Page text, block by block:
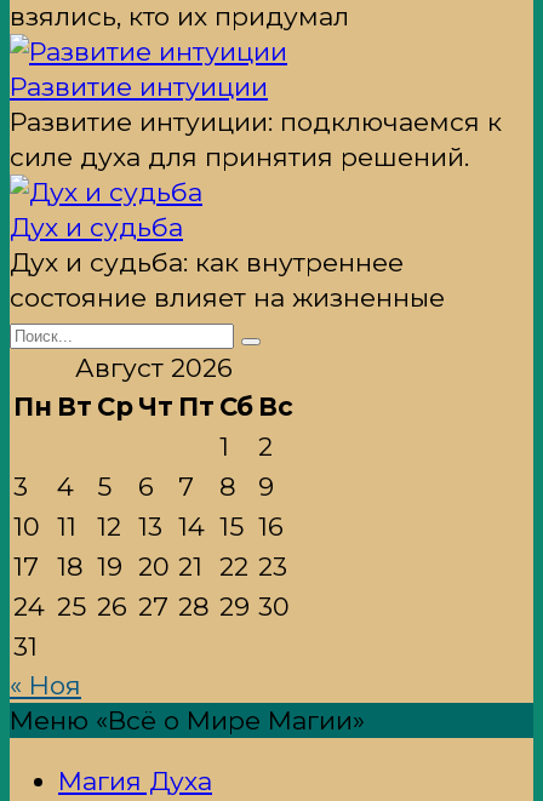
взялись, кто их придумал
Развитие интуиции
Развитие интуиции: подключаемся к
силе духа для принятия решений.
Дух и судьба
Дух и судьба: как внутреннее
состояние влияет на жизненные
Search
Август 2026
Пн Вт Ср Чт Пт Сб Вс
1
2
3
4 5 6 7 8
9
10 11 12 13 14 15 16
17
18 19 20 21 22 23
24 25 26 27 28 29 30
31
« Ноя
Меню «Всё о Мире Магии»
Магия Духа